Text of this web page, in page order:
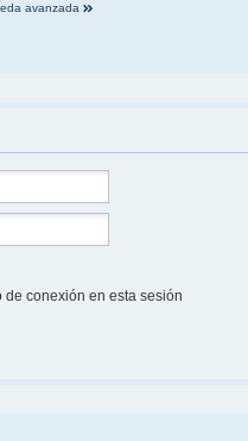
avanzada
de conexión en esta sesión